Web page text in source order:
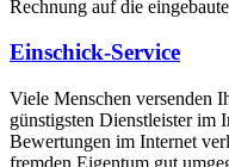
Rechnung auf die
Einschick-Service
Viele Menschen versenden
günstigsten Dienstleister im
Bewertungen im Internet
fremden Eigentum gut